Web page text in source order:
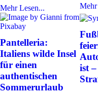
Mehr Lesen... Mehr
Pantelleria:
Italiens wilde Insel
für einen
authentischen
Sommerurlaub
ist